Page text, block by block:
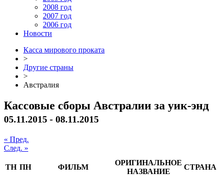
2008 год
2007 год
2006 год
Новости
Касса мирового проката
>
Другие страны
>
Австралия
Кассовые сборы Австралии за уик-энд
05.11.2015 - 08.11.2015
« Пред.
След. »
ТН ПН ФИЛЬМ
ОРИГИНАЛЬНОЕ
НАЗВАНИЕ
СТРАНА